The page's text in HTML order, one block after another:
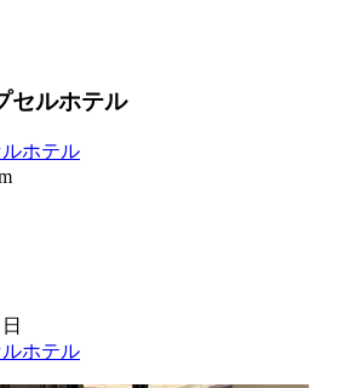
セルホテル
ホテル
ホテル